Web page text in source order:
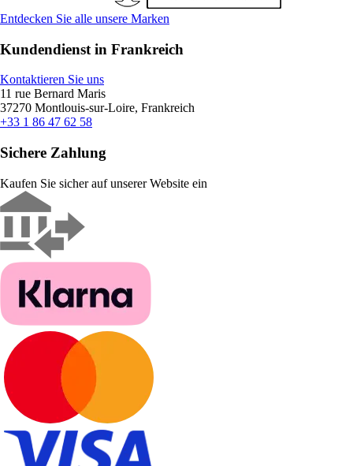
Entdecken Sie alle unsere Marken
Kundendienst in Frankreich
Kontaktieren Sie uns
11 rue Bernard Maris
37270 Montlouis-sur-Loire, Frankreich
+33 1 86 47 62 58
Sichere Zahlung
Kaufen Sie sicher auf unserer Website ein